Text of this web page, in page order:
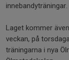
innebandyträningar.
Laget kommer
veckan, på
träningarna i nya